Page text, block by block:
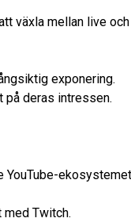
växla mellan live och
exponering.
på deras intressen.
YouTube-
Twitch.